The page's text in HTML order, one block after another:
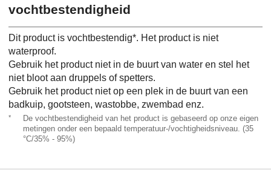
vochtbestendigheid
Dit product is vochtbestendig*. Het product is niet
waterproof.
Gebruik het product niet in de buurt van water en stel het
niet bloot aan druppels of spetters.
Gebruik het product niet op een plek in de buurt van een
badkuip, gootsteen, wastobbe, zwembad enz.
*
De vochtbestendigheid van het product is gebaseerd op onze eigen
metingen onder een bepaald temperatuur-/vochtigheidsniveau. (35
°C/35% - 95%)